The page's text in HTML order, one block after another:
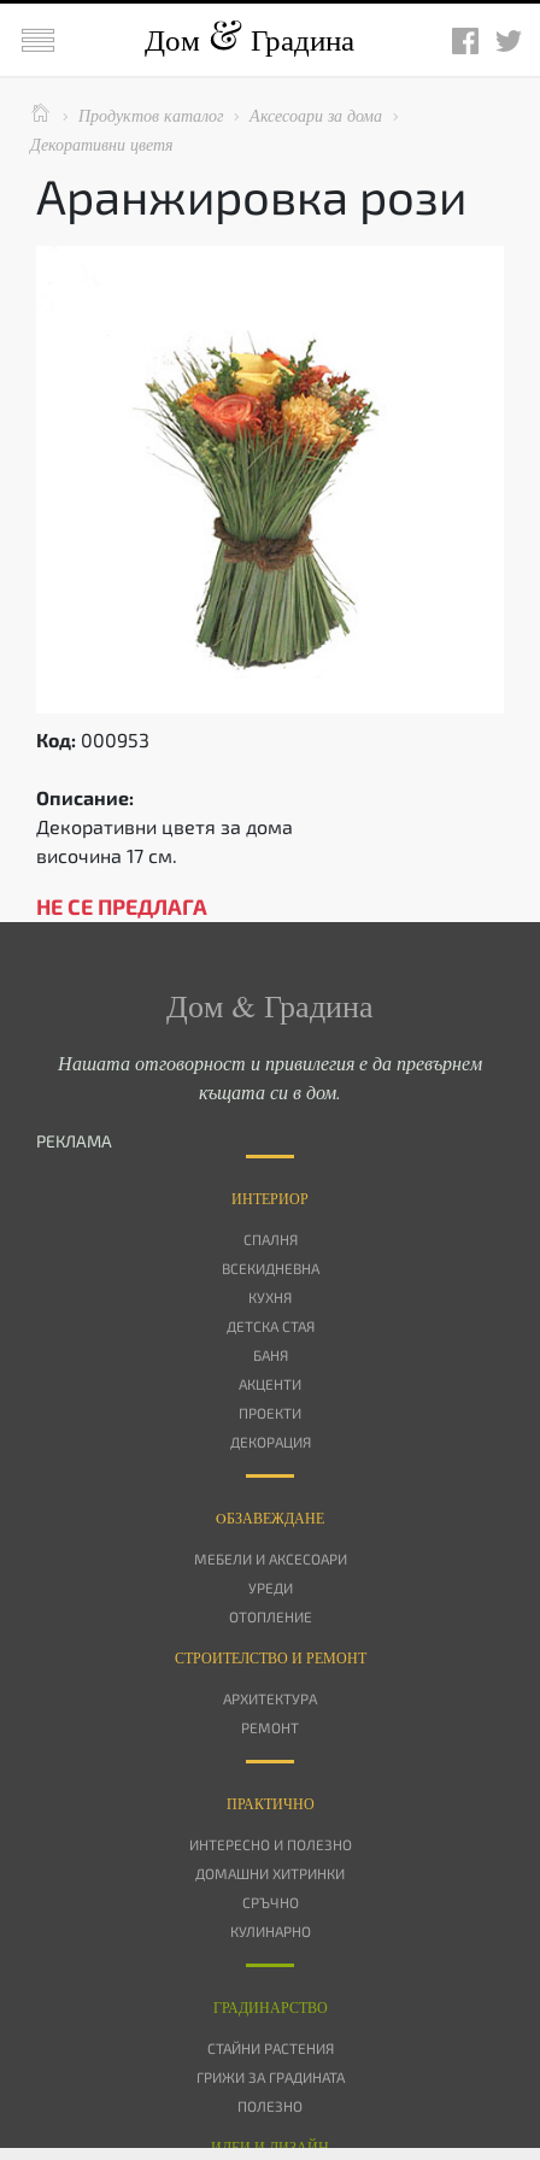
 Дом Градина
  Продуктов каталог  Аксесоари за дома 
Декоративни цветя
Аранжировка рози
Код: 000953
Описание:
Декоративни цветя за дома
височина 17 см.
НЕ СЕ ПРЕДЛАГА
Дом & Градина
Нашата отговорност и привилегия е да превърнем
къщата си в дом.
РЕКЛАМА
ИНТЕРИОР
СПАЛНЯ
ВСЕКИДНЕВНА
КУХНЯ
ДЕТСКА СТАЯ
БАНЯ
АКЦЕНТИ
ПРОЕКТИ
ДЕКОРАЦИЯ
OБЗАВЕЖДАНЕ
МЕБЕЛИ И АКСЕСОАРИ
УРЕДИ
ОТОПЛЕНИЕ
СТРОИТЕЛСТВО И РЕМОНТ
АРХИТЕКТУРА
РЕМОНТ
ПРАКТИЧНО
ИНТЕРЕСНО И ПОЛЕЗНО
ДОМАШНИ ХИТРИНКИ
СРЪЧНО
КУЛИНАРНО
ГРАДИНАРСТВО
СТАЙНИ РАСТЕНИЯ
ГРИЖИ ЗА ГРАДИНАТА
ПОЛЕЗНО
ИДЕИ И ДИЗАЙН